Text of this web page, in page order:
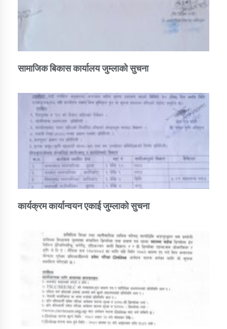
सामाजिक बिकास कार्यालय जुम्लाकाे सुचना
कार्यक्रम कार्यान्वयन एकाई जुम्लाको सुचना